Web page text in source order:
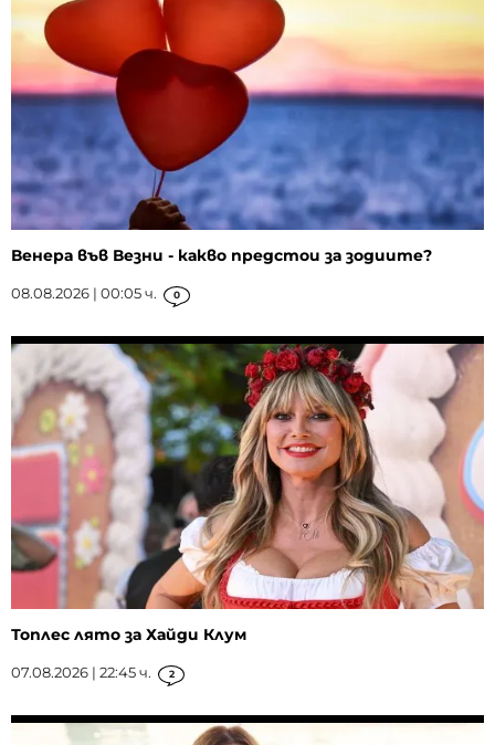
Венера във Везни - какво предстои за зодиите?
08.08.2026 | 00:05 ч. 0
Топлес лято за Хайди Клум
07.08.2026 | 22:45 ч. 2